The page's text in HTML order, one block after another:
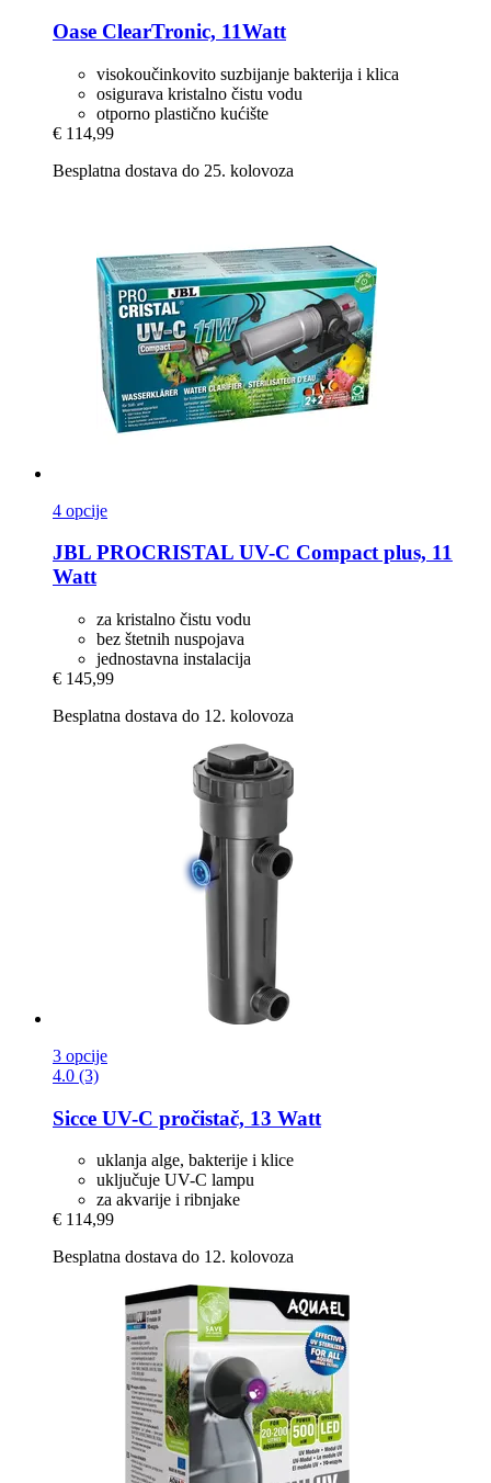
Oase ClearTronic, 11Watt
visokoučinkovito suzbijanje bakterija i klica
osigurava kristalno čistu vodu
otporno plastično kućište
€ 114,99
Besplatna dostava do 25. kolovoza
4 opcije
JBL PROCRISTAL UV-​C Compact plus, 11
Watt
za kristalno čistu vodu
bez štetnih nuspojava
jednostavna instalacija
€ 145,99
Besplatna dostava do 12. kolovoza
3 opcije
4.0 (3)
Sicce UV-​C pročistač, 13 Watt
uklanja alge, bakterije i klice
uključuje UV-C lampu
za akvarije i ribnjake
€ 114,99
Besplatna dostava do 12. kolovoza